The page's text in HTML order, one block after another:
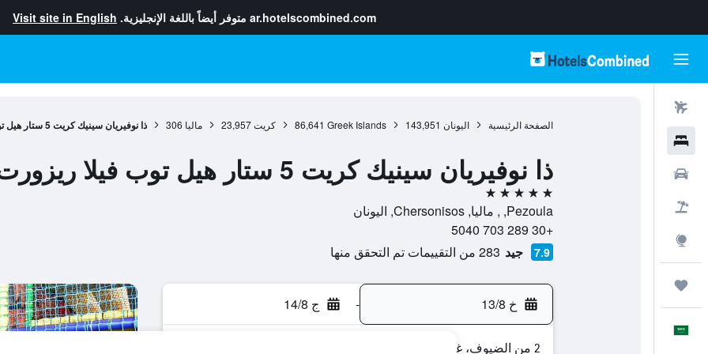
ar.hotelscombined.com متوفر أيضاً باللغة الإنجليزية. Visit site in English
الصفحة الرئيسية اليونان 143,951
Greek Islands
86,641 كريت 23,957 ماليا 306 ذا نوفيريان سينيك كريت 5 ستار هيل توب فيلا ريزورت آند سبا
ذا نوفيريان سينيك كريت 5 ستار هيل توب فيلا ريزورت آند سبا
5 نجوم
Pezoula, , ماليا, Chersonisos, اليونان
+30 289 703 5040
7.9 جيد 283 من التقييمات تم التحقق منها
خ 13/8 - ج 14/8
2 من الضيوف، غرفة واحدة